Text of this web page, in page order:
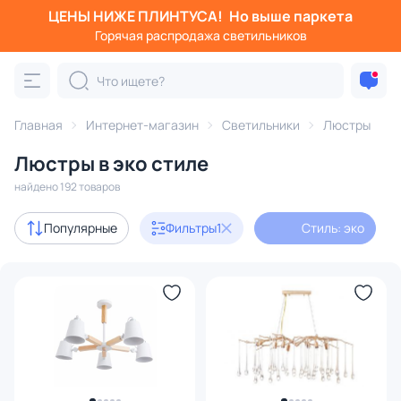
ЦЕНЫ НИЖЕ ПЛИНТУСА! Но выше паркета
Горячая распродажа светильников
Главная Интернет-магазин Светильники Люстры
Люстры в эко стиле
найдено 192 товаров
Популярные Фильтры1 Стиль: эко
Фильтры
Категория:
подвесные потолочные
Акции 17
Дизайнерский свет 50
В наличии 118